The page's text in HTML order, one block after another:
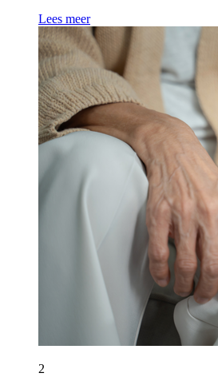
Lees meer
2